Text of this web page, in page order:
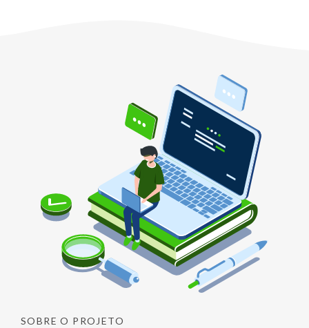
SOBRE O PROJETO